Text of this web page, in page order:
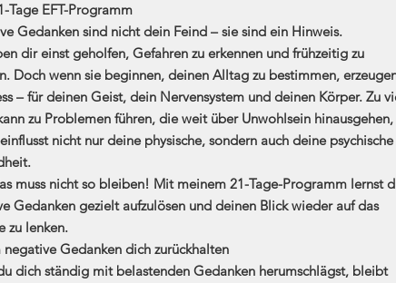
Tage EFT-Programm
Gedanken sind nicht dein Feind – sie sind ein Hinweis.
dir einst geholfen, Gefahren zu erkennen und frühzeitig zu
Doch wenn sie beginnen, deinen Alltag zu bestimmen,
– für deinen Geist, dein Nervensystem und deinen Körper. Zu
zu Problemen führen, die weit über Unwohlsein hinausgehen,
nicht nur deine physische, sondern auch deine psychische
muss nicht so bleiben! Mit meinem 21-Tage-Programm lernst
Gedanken gezielt aufzulösen und deinen Blick wieder auf das
zu lenken.
negative Gedanken dich zurückhalten
dich ständig mit belastenden Gedanken herumschlägst, bleibt